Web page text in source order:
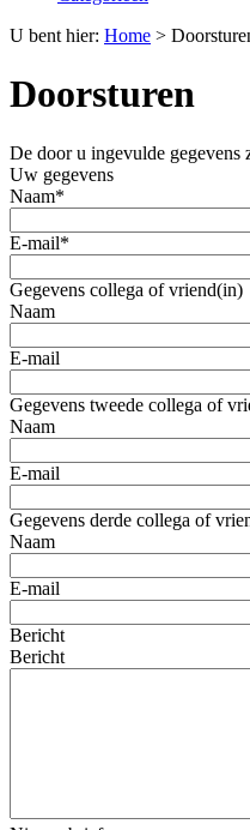
U bent hier: Home >
Doorsturen
De door u ingevulde gegevens
Uw gegevens
Naam*
E-mail*
Gegevens collega of vriend(in)
Naam
E-mail
Gegevens tweede collega of
Naam
E-mail
Gegevens derde collega of
Naam
E-mail
Bericht
Bericht